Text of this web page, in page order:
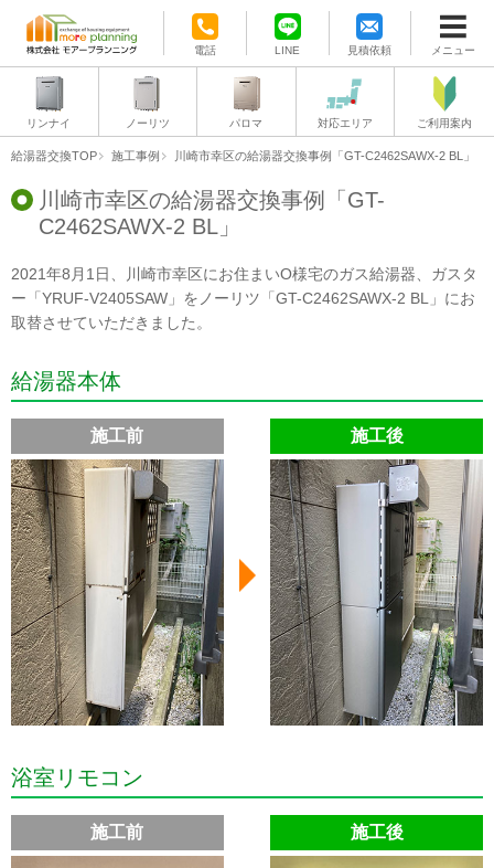
電話 LINE 見積依頼 メニュー
リンナイ ノーリツ パロマ 対応エリア ご利用案内
給湯器交換TOP 施工事例 川崎市幸区の給湯器交換事例「GT-C2462SAWX-2 BL」
川崎市幸区の給湯器交換事例「GT-
C2462SAWX-2 BL」
2021年8月1日、川崎市幸区にお住まいO様宅のガス給湯器、ガスタ
ー「YRUF-V2405SAW」をノーリツ「GT-C2462SAWX-2 BL」にお
取替させていただきました。
給湯器本体
施工前 施工後
浴室リモコン
施工前 施工後